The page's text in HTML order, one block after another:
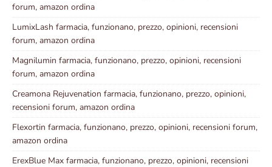
forum, amazon ordina
LumixLash farmacia, funzionano, prezzo, opinioni, recensioni
forum, amazon ordina
Magnilumin farmacia, funzionano, prezzo, opinioni, recensioni
forum, amazon ordina
Creamona Rejuvenation farmacia, funzionano, prezzo, opinioni,
recensioni forum, amazon ordina
Flexortin farmacia, funzionano, prezzo, opinioni, recensioni forum,
amazon ordina
ErexBlue Max farmacia, funzionano, prezzo, opinioni, recensioni